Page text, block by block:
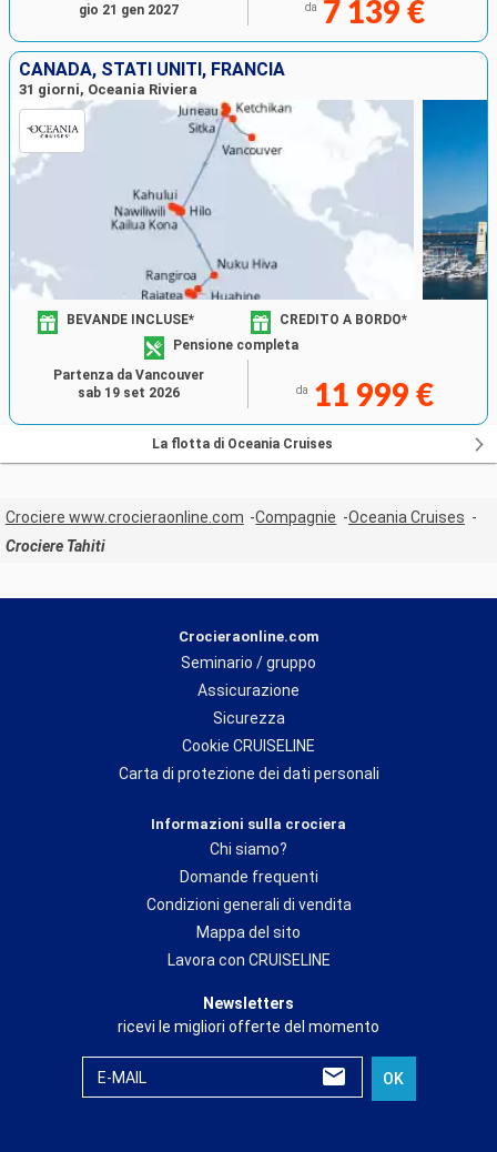
da 7 139 €
gio 21 gen 2027
CANADA, STATI UNITI, FRANCIA
31 giorni, Oceania Riviera
BEVANDE INCLUSE*
CREDITO A BORDO*
Pensione completa
da 11 999 €
Partenza da Vancouver
sab 19 set 2026
La flotta di Oceania Cruises
Crociere www.crocieraonline.com Compagnie
Oceania Cruises
Crociere Tahiti
Crocieraonline.com
Seminario / gruppo
Assicurazione
Sicurezza
Cookie CRUISELINE
Carta di protezione dei dati personali
Informazioni sulla crociera
Chi siamo?
Domande frequenti
Condizioni generali di vendita
Mappa del sito
Lavora con CRUISELINE
Newsletters
ricevi le migliori offerte del momento
E-MAIL OK